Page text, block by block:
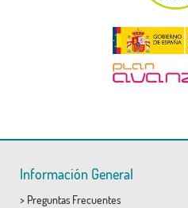
Información General
> Preguntas Frecuentes